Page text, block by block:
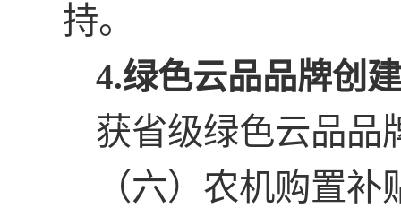
持。
4.绿色云品品牌创
获省级绿色云品品
（六）农机购置补